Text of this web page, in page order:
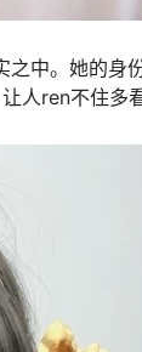
中。她的身
人ren不住多看